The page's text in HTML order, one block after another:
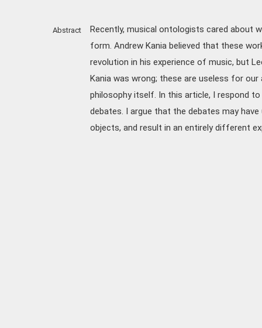
Abstract
Recently, musical ontologists cared about
form. Andrew Kania believed that these
revolution in his experience of music, but
Kania was wrong; these are useless for
philosophy itself. In this article, I respond
debates. I argue that the debates may
objects, and result in an entirely different